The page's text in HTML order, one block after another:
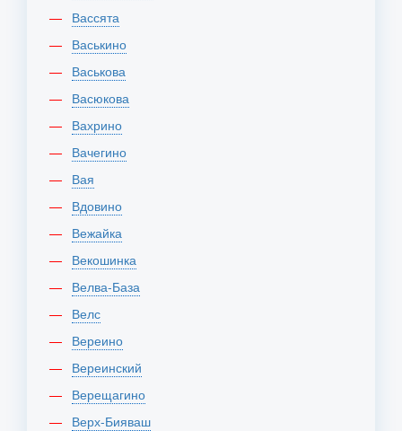
Вассята
Васькино
Васькова
Васюкова
Вахрино
Вачегино
Вая
Вдовино
Вежайка
Векошинка
Велва-База
Велс
Вереино
Вереинский
Верещагино
Верх-Бияваш